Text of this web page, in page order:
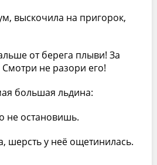
выскочила на пригорок,
от берега плыви! За
не разори его!
большая льдина:
не остановишь.
шерсть у неё ощетинилась.